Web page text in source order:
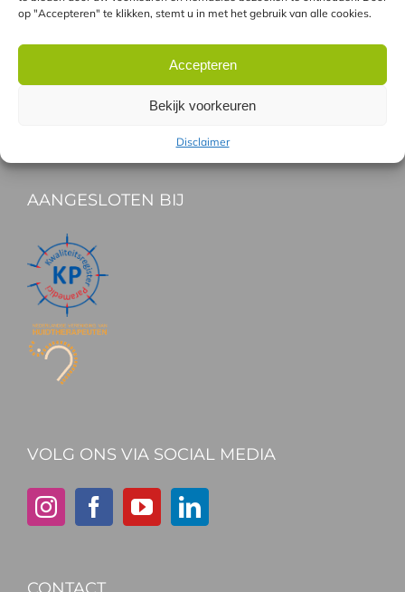
op "Accepteren" te klikken, stemt u in met het gebruik van alle cookies.
Accepteren
Bekijk voorkeuren
Disclaimer
Gratis proefbehandeling
Vergoeding Zorgverzekeraars
AANGESLOTEN BIJ
VOLG ONS VIA SOCIAL MEDIA